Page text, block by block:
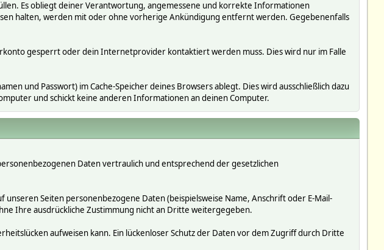
Es obliegt deiner Verantwortung, angemessene und korrekte Informationen
halten, werden mit oder ohne vorherige Ankündigung entfernt werden. Gegebenenfalls
gesperrt oder dein Internetprovider kontaktiert werden muss. Dies wird nur im Falle
und Passwort) im Cache-Speicher deines Browsers ablegt. Dies wird ausschließlich dazu
und schickt keine anderen Informationen an deinen Computer.
Daten vertraulich und entsprechend der gesetzlichen
Seiten personenbezogene Daten (beispielsweise Name, Anschrift oder E-Mail-
Ihre ausdrückliche Zustimmung nicht an Dritte weitergegeben.
aufweisen kann. Ein lückenloser Schutz der Daten vor dem Zugriff durch Dritte